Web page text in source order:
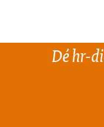
Dé hr-